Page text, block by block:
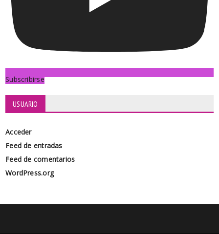
Subscribirse
USUARIO
Acceder
Feed de entradas
Feed de comentarios
WordPress.org